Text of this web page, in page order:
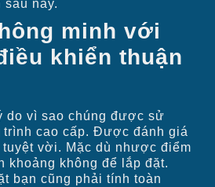
sau này.
minh với
khiển thuận
do vì sao chúng được sử
trình cao cấp. Được đánh giá
tuyệt vời. Mặc dù nhược điểm
khoảng không để lắp đặt.
bạn cũng phải tính toàn